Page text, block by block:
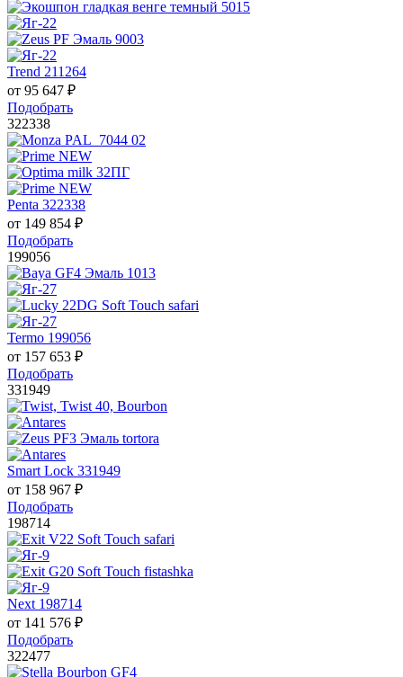
Trend 211264
от 95 647 ₽
Подобрать
322338
Penta 322338
от 149 854 ₽
Подобрать
199056
Termo 199056
от 157 653 ₽
Подобрать
331949
Smart Lock 331949
от 158 967 ₽
Подобрать
198714
Next 198714
от 141 576 ₽
Подобрать
322477